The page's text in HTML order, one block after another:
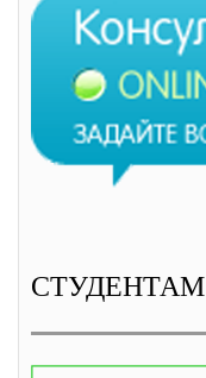
СТУДЕНТАМ